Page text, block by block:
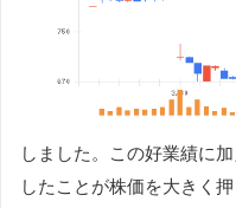
しました。この好業績に
したことが株価を大きく